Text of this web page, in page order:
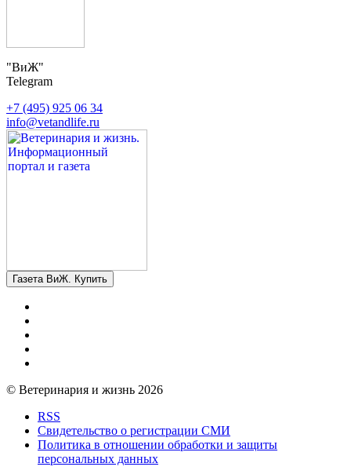
"ВиЖ"
Telegram
+7 (495) 925 06 34
info@vetandlife.ru
Газета ВиЖ. Купить
© Ветеринария и жизнь 2026
RSS
Свидетельство о регистрации СМИ
Политика в отношении обработки и защиты
персональных данных